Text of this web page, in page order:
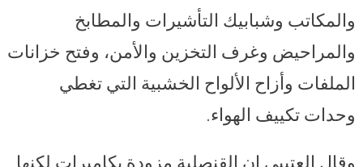
والمكاتب وشبابيك التأشيرات والمطابخ
والمراحيض وغرف التخزين والأمن، وفتح خزانات
الملفات وأزاح الألواح الخشبية التي تغطي
وحدات تكييف الهواء.
وقال العتيبي إن القنصلية مزودة بكاميرات لكنها